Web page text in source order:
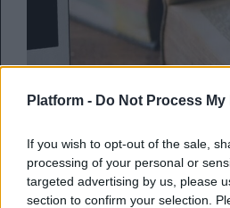
Platform - Do Not Process
If you wish to opt-out of the sale,
processing of your personal or
targeted advertising by us, please
section to confirm your selection.